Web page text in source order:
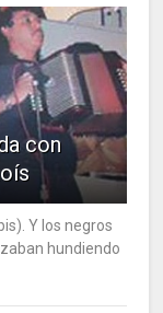
con
Y los negros
hundiendo